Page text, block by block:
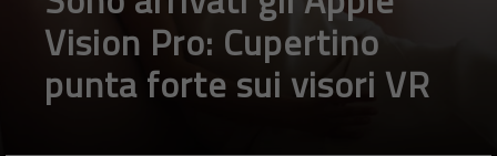
Vision Pro: Cupertino
punta forte sui visori VR